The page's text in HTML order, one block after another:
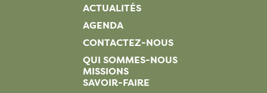
ACTUALITÉS
AGENDA
CONTACTEZ-NOUS
QUI SOMMES-NOUS
MISSIONS
SAVOIR-FAIRE